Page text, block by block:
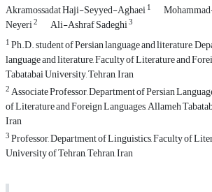
Akramossadat Haji-Seyyed-Aghaei1
Neyeri2 Ali-Ashraf Sadeghi3
1Ph.D. student of Persian language and literature,
language and literature, Faculty of Literature and
Tabatabai University, Tehran, Iran
2Associate Professor, Department of Persian
of Literature and Foreign Languages, Allameh
Iran
3Professor, Department of Linguistics, Faculty of
University of Tehran, Tehran, Iran